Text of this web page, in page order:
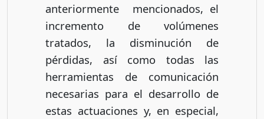
anteriormente mencionados, el
incremento de volúmenes
tratados, la disminución de
pérdidas, así como todas las
herramientas de comunicación
necesarias para el desarrollo de
estas actuaciones y, en especial,